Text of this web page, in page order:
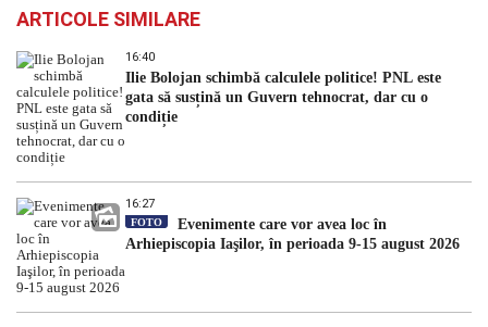
ARTICOLE SIMILARE
16:40
Ilie Bolojan schimbă calculele politice! PNL este
gata să susțină un Guvern tehnocrat, dar cu o
condiție
16:27
FOTO
Evenimente care vor avea loc în
Arhiepiscopia Iaşilor, în perioada 9-15 august 2026